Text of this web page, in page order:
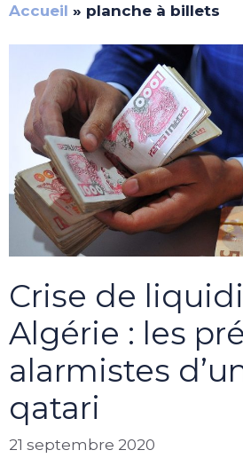
Accueil » planche à billets
Crise de
Algérie : les
alarmistes
qatari
21 septembre 2020